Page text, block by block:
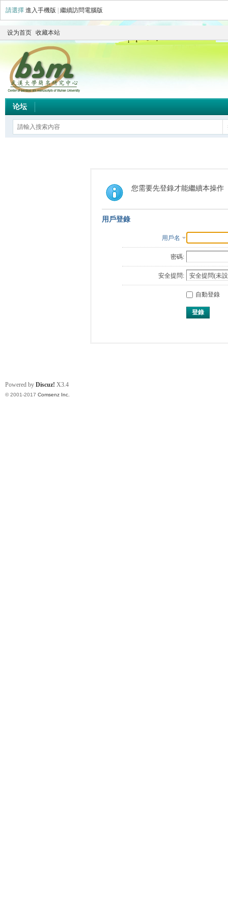
請選擇 進入手機版 繼續訪問電腦版
设为首页 收藏本站
论坛
您需要先登錄才能繼續本操作
用戶登錄
用戶名
密碼:
安全提問:
自動登錄
登錄
Powered by Discuz! X3.4
© 2001-2017 Comsenz Inc.